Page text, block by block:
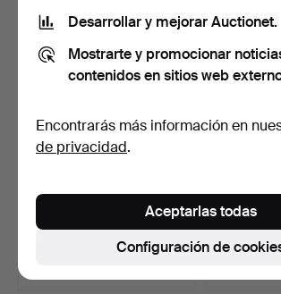
URNA, porcelana, China,
Subastado 2 jun 2026
CRISTAL,
O…
Subastado
14 pujas
Desarrollar y mejorar Auctionet.
Mostrarte y promocionar
contenidos en sitios web
Encontrarás más información en
de privacidad.
Configuración de
Aceptarlas todas